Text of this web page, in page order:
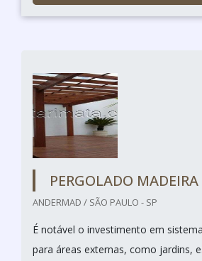
PERGOLADO MADEIRA
ANDERMAD / SÃO PAULO - SP
É notável o investimento em
para áreas externas, como jardins,